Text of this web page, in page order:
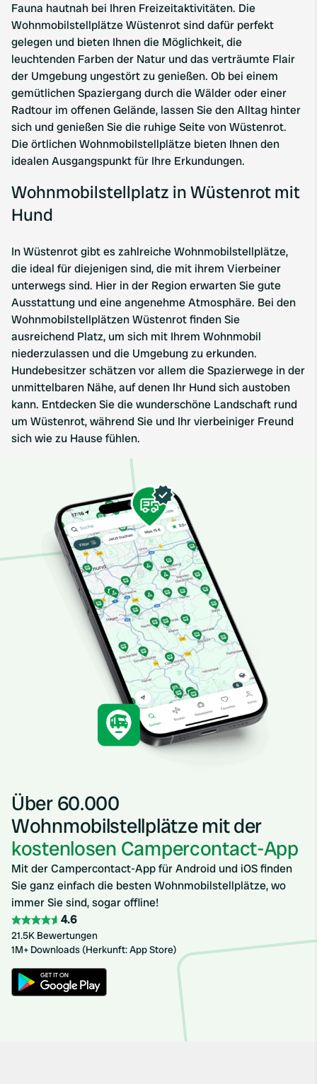
Fauna hautnah bei Ihren Freizeitaktivitäten. Die
Wohnmobilstellplätze Wüstenrot sind dafür perfekt
gelegen und bieten Ihnen die Möglichkeit, die
leuchtenden Farben der Natur und das verträumte Flair
der Umgebung ungestört zu genießen. Ob bei einem
gemütlichen Spaziergang durch die Wälder oder einer
Radtour im offenen Gelände, lassen Sie den Alltag hinter
sich und genießen Sie die ruhige Seite von Wüstenrot.
Die örtlichen Wohnmobilstellplätze bieten Ihnen den
idealen Ausgangspunkt für Ihre Erkundungen.
Wohnmobilstellplatz in Wüstenrot mit
Hund
In Wüstenrot gibt es zahlreiche Wohnmobilstellplätze,
die ideal für diejenigen sind, die mit ihrem Vierbeiner
unterwegs sind. Hier in der Region erwarten Sie gute
Ausstattung und eine angenehme Atmosphäre. Bei den
Wohnmobilstellplätzen Wüstenrot finden Sie
ausreichend Platz, um sich mit Ihrem Wohnmobil
niederzulassen und die Umgebung zu erkunden.
Hundebesitzer schätzen vor allem die Spazierwege in der
unmittelbaren Nähe, auf denen Ihr Hund sich austoben
kann. Entdecken Sie die wunderschöne Landschaft rund
um Wüstenrot, während Sie und Ihr vierbeiniger Freund
sich wie zu Hause fühlen.
Über 60.000
Wohnmobilstellplätze mit der
kostenlosen Campercontact-App
Mit der Campercontact-App für Android und iOS finden
Sie ganz einfach die besten Wohnmobilstellplätze, wo
immer Sie sind, sogar offline!
4.6
21.5K Bewertungen
1M+ Downloads (Herkunft: App Store)